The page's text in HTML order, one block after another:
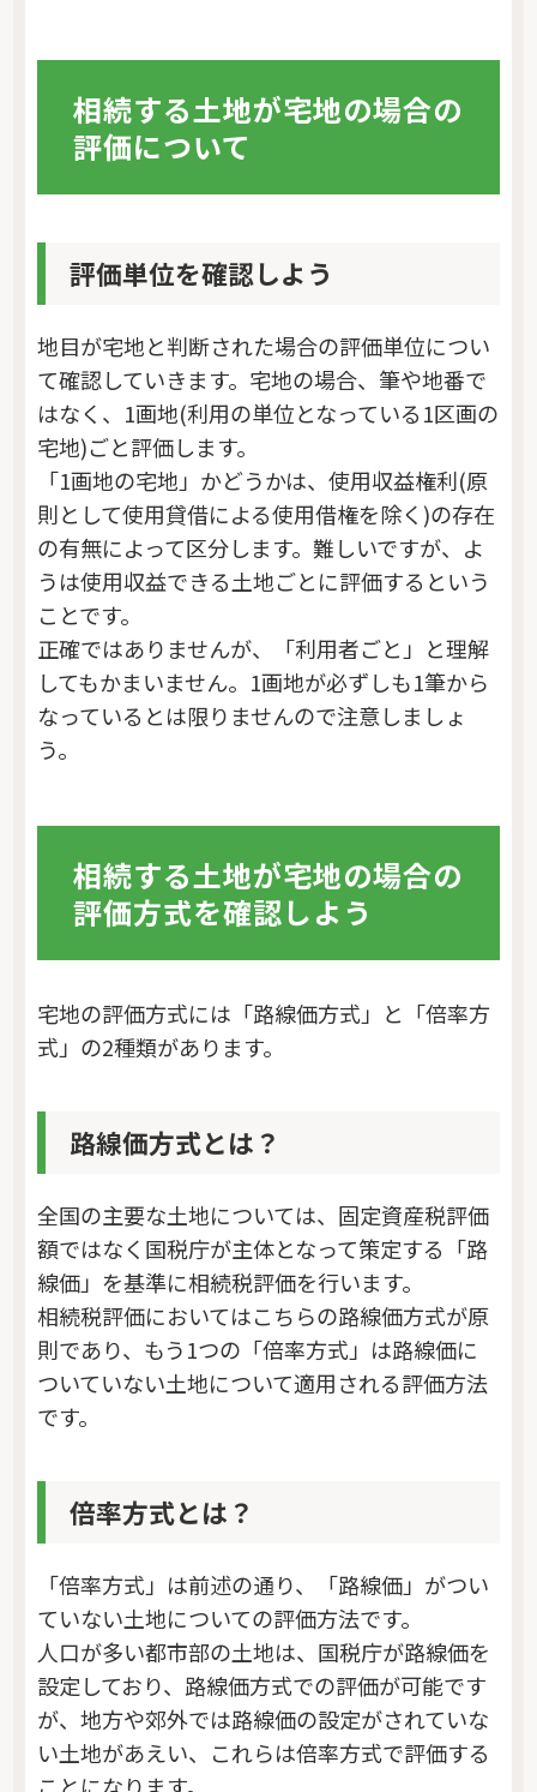
相続する土地が宅地の場合の
評価について
評価単位を確認しよう
地目が宅地と判断された場合の評価単位につい
て確認していきます。宅地の場合、筆や地番で
はなく、1画地(利用の単位となっている1区画の
宅地)ごと評価します。
「1画地の宅地」かどうかは、使用収益権利(原
則として使用貸借による使用借権を除く)の存在
の有無によって区分します。難しいですが、よ
うは使用収益できる土地ごとに評価するという
ことです。
正確ではありませんが、「利用者ごと」と理解
してもかまいません。1画地が必ずしも1筆から
なっているとは限りませんので注意しましょ
う。
相続する土地が宅地の場合の
評価方式を確認しよう
宅地の評価方式には「路線価方式」と「倍率方
式」の2種類があります。
路線価方式とは？
全国の主要な土地については、固定資産税評価
額ではなく国税庁が主体となって策定する「路
線価」を基準に相続税評価を行います。
相続税評価においてはこちらの路線価方式が原
則であり、もう1つの「倍率方式」は路線価に
ついていない土地について適用される評価方法
です。
倍率方式とは？
「倍率方式」は前述の通り、「路線価」がつい
ていない土地についての評価方法です。
人口が多い都市部の土地は、国税庁が路線価を
設定しており、路線価方式での評価が可能です
が、地方や郊外では路線価の設定がされていな
い土地があえい、これらは倍率方式で評価する
ことになります。